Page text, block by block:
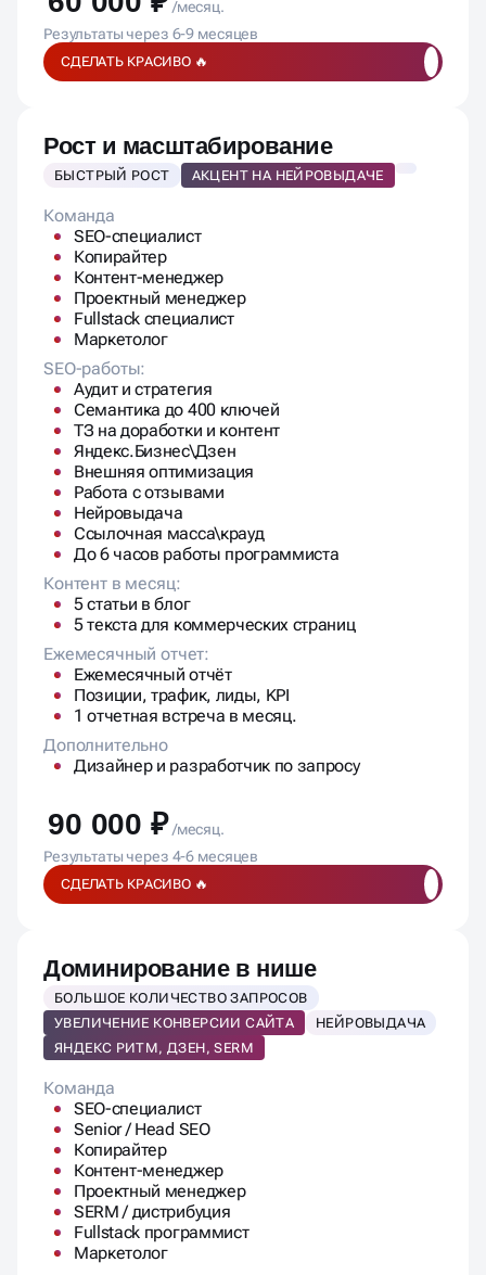
Рост и масштабирование
SEO-специалист
Копирайтер
Контент-менеджер
Проектный менеджер
Fullstack специалист
Маркетолог
SEO-работы:
Аудит и стратегия
Семантика до 400 ключей
ТЗ на доработки и контент
Яндекс.Бизнес\Дзен
Внешняя оптимизация
Работа с отзывами
Нейровыдача
Ссылочная масса\крауд
До 6 часов работы программиста
Контент в месяц:
5 статьи в блог
5 текста для коммерческих страниц
Ежемесячный отчет:
Ежемесячный отчёт
Позиции, трафик, лиды, KPI
1 отчетная встреча в месяц.
Дополнительно
Дизайнер и разработчик по запросу
90 000 ₽
Результаты через 4-6 месяцев
Доминирование в нише
ЯНДЕКС РИТМ, ДЗЕН, SERM
Команда
SEO-специалист
Senior / Head SEO
Копирайтер
Контент-менеджер
Проектный менеджер
SERM / дистрибуция
Fullstack программист
Маркетолог
SEO-работы:
Аудит и стратегия
Max семантика ключей
ТЗ на доработки и контент